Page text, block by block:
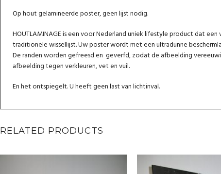
Op hout gelamineerde poster, geen lijst nodig.
HOUTLAMINAGE is een voor Nederland uniek lifestyle product dat
traditionele wissellijst. Uw poster wordt met een ultradunne
De randen worden gefreesd en geverfd, zodat de afbeelding
afbeelding tegen verkleuren, vet en vuil.
En het ontspiegelt. U heeft geen last van lichtinval.
RELATED PRODUCTS